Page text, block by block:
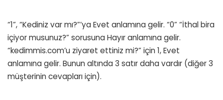
“1”, “Kediniz var mı?”’ya Evet anlamına gelir. “0” “İthal bira
içiyor musunuz?” sorusuna Hayır anlamına gelir.
“kedimmis.com’u ziyaret ettiniz mi?” için 1, Evet
anlamına gelir. Bunun altında 3 satır daha vardır (diğer 3
müşterinin cevapları için).